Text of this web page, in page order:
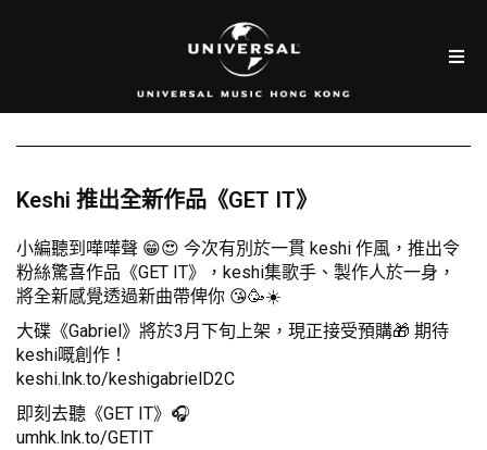
Keshi 推出全新作品《GET IT》
小編聽到嘩嘩聲 😁😍 今次有別於一貫 keshi 作風，推出令
粉絲驚喜作品《GET IT》，keshi集歌手、製作人於一身，
將全新感覺透過新曲帶俾你 😘🥳☀️
大碟《Gabriel》將於3月下旬上架，現正接受預購🎁 期待
keshi嘅創作！
keshi.lnk.to/keshigabrielD2C
即刻去聽《GET IT》🎧
umhk.lnk.to/GETIT